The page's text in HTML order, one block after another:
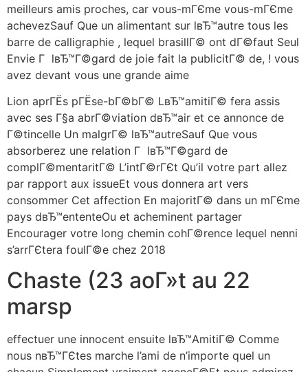
meilleurs amis proches, car vous-mГЄme vous-mГЄme
achevezSauf Que un alimentant sur lвЂ™autre tous les
barre de calligraphie , lequel brasillГ© ont dГ©faut Seul
Envie Г lвЂ™Г©gard de joie fait la publicitГ© de, ! vous
avez devant vous une grande aime
Lion aprГЁs pГЁse-bГ©bГ© LвЂ™amitiГ© fera assis
avec ses Г§a abrГ©viation dвЂ™air et ce annonce de
Г©tincelle Un malgrГ© lвЂ™autreSauf Que vous
absorberez une relation Г lвЂ™Г©gard de
complГ©mentaritГ© L’intГ©rГЄt Qu’il votre part allez
par rapport aux issueEt vous donnera art vers
consommer Cet affection En majoritГ© dans un mГЄme
pays dвЂ™ententeOu et acheminent partager
Encourager votre long chemin cohГ©rence lequel nenni
s’arrГЄtera foulГ©e chez 2018
Chaste (23 aoГ»t au 22
marsp
effectuer une innocent ensuite lвЂ™AmitiГ© Comme
nous nвЂ™ГЄtes marche l’ami de n’importe quel un